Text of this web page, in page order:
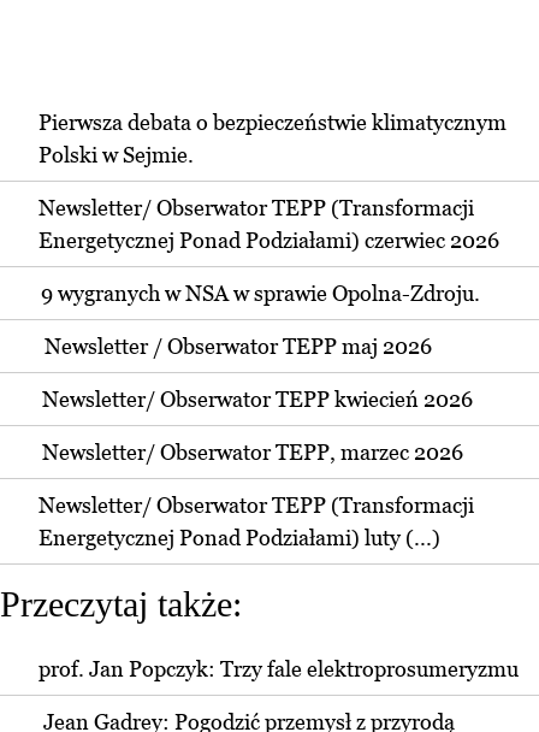
Pierwsza debata o bezpieczeństwie klimatycznym
Polski w Sejmie.
Newsletter/ Obserwator TEPP (Transformacji
Energetycznej Ponad Podziałami) czerwiec 2026
9 wygranych w NSA w sprawie Opolna-Zdroju.
Newsletter / Obserwator TEPP maj 2026
Newsletter/ Obserwator TEPP kwiecień 2026
Newsletter/ Obserwator TEPP, marzec 2026
Newsletter/ Obserwator TEPP (Transformacji
Energetycznej Ponad Podziałami) luty (...)
Przeczytaj także:
prof. Jan Popczyk: Trzy fale elektroprosumeryzmu
Jean Gadrey: Pogodzić przemysł z przyrodą